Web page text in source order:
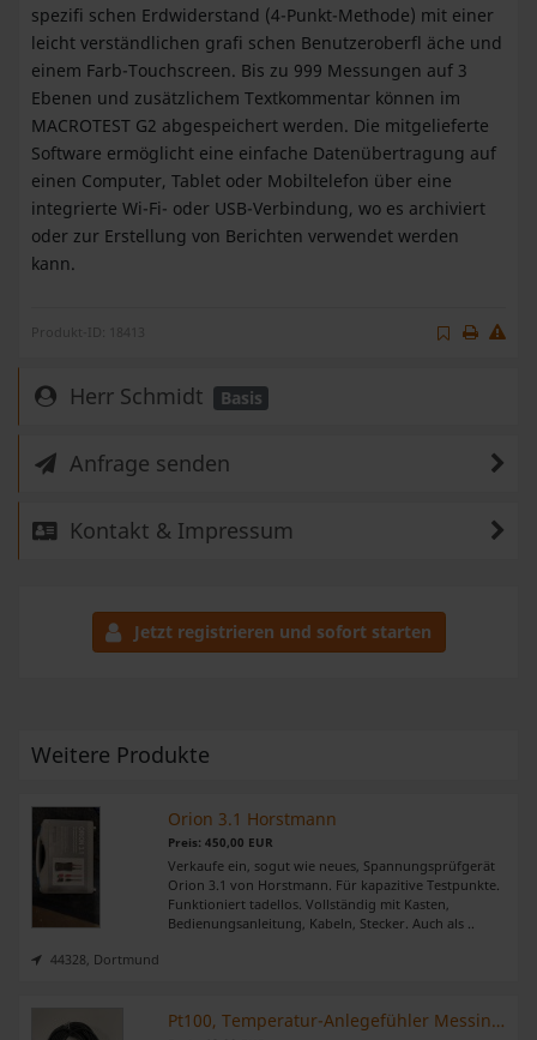
spezifi schen Erdwiderstand (4-Punkt-Methode) mit einer
leicht verständlichen grafi schen Benutzeroberfl äche und
einem Farb-Touchscreen. Bis zu 999 Messungen auf 3
Ebenen und zusätzlichem Textkommentar können im
MACROTEST G2 abgespeichert werden. Die mitgelieferte
Software ermöglicht eine einfache Datenübertragung auf
einen Computer, Tablet oder Mobiltelefon über eine
integrierte Wi-Fi- oder USB-Verbindung, wo es archiviert
oder zur Erstellung von Berichten verwendet werden
kann.
Produkt-ID: 18413
Herr Schmidt Basis
Anfrage senden
Kontakt & Impressum
Jetzt registrieren und sofort starten
Weitere Produkte
Orion 3.1 Horstmann
Preis: 450,00 EUR
Verkaufe ein, sogut wie neues, Spannungsprüfgerät
Orion 3.1 von Horstmann. Für kapazitive Testpunkte.
Funktioniert tadellos. Vollständig mit Kasten,
Bedienungsanleitung, Kabeln, Stecker. Auch als ..
44328, Dortmund
Pt100, Temperatur-Anlegefühler Messing, Klasse DIN B, 2-Leiter